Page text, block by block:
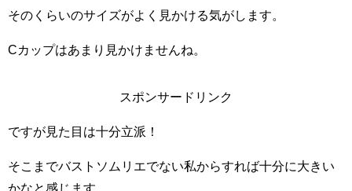
そのくらいのサイズがよく見かける気がします。
Cカップはあまり見かけませんね。
スポンサードリンク
ですが見た目は十分立派！
そこまでバストソムリエでない私からすれば十分に大きい
かなと感じます。